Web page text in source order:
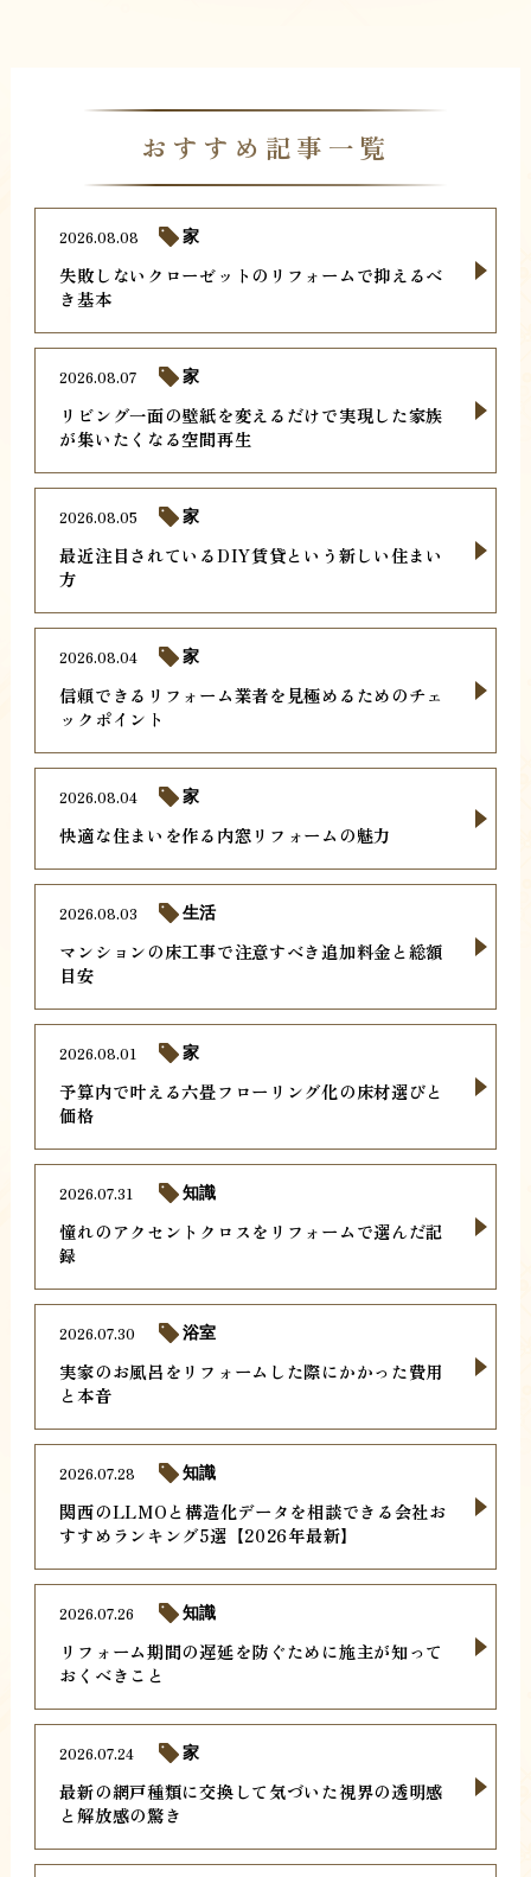
おすすめ記事一覧
失敗しないクローゼットのリフォームで抑えるべ
き基本
2026.08.08 家
リビング一面の壁紙を変えるだけで実現した家族
が集いたくなる空間再生
2026.08.07 家
最近注目されているDIY賃貸という新しい住まい
方
2026.08.05 家
信頼できるリフォーム業者を見極めるためのチェ
ックポイント
2026.08.04 家
快適な住まいを作る内窓リフォームの魅力
2026.08.04 家
マンションの床工事で注意すべき追加料金と総額
目安
2026.08.03 生活
予算内で叶える六畳フローリング化の床材選びと
価格
2026.08.01 家
憧れのアクセントクロスをリフォームで選んだ記
録
2026.07.31 知識
実家のお風呂をリフォームした際にかかった費用
と本音
2026.07.30 浴室
関西のLLMOと構造化データを相談できる会社お
すすめランキング5選【2026年最新】
2026.07.28 知識
リフォーム期間の遅延を防ぐために施主が知って
おくべきこと
2026.07.26 知識
最新の網戸種類に交換して気づいた視界の透明感
と解放感の驚き
2026.07.24 家